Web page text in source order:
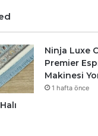
Ninja Luxe
Premier
Makinesi
1 hafta önce